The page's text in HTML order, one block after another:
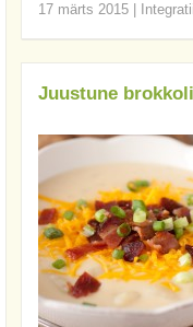
17 märts 2015
Juustune